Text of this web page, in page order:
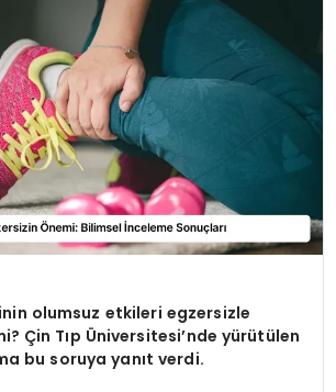
olumsuz etkileri egzersizle
Çin Tıp Üniversitesi’nde yürütülen
bu soruya yanıt verdi.